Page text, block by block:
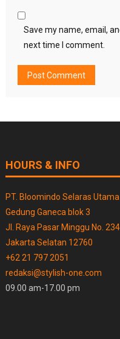
Save my name, email,
next time I comment.
HOURS & INFO
PT. Bloomindo Selaras Utama
Gedung Ganeca blok 3
Jl. Raya Pasar Minggu No. 234
Jakarta Selatan 12760
+62 21 797 2051
redaksi@stylish-one.com
09.00 am-17.00 pm